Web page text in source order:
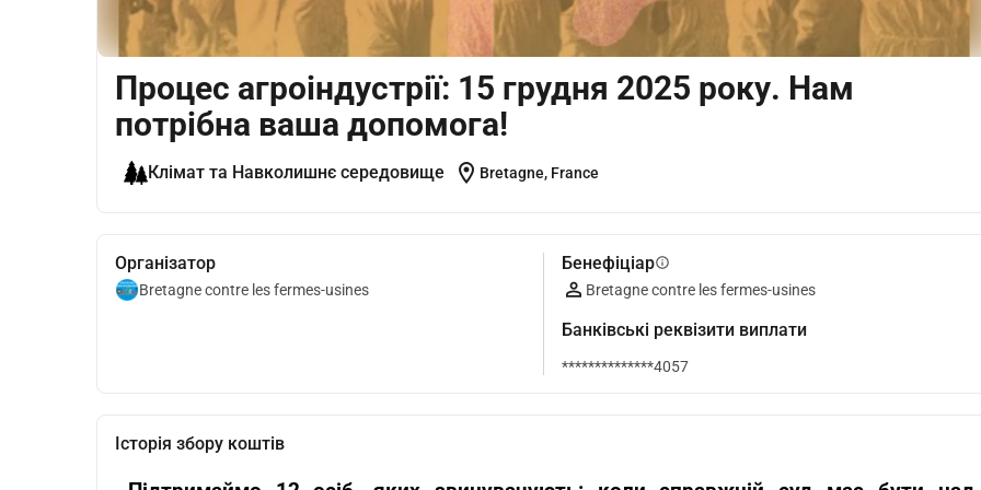
Процес агроіндустрії: 15 грудня 2025 року. Нам
потрібна ваша допомога!
Клімат та Навколишнє середовище location_on Bretagne, France
Організатор
Bretagne contre les fermes-usines
Бенефіціарinfo
Bretagne contre les fermes-usines
Банківські реквізити виплати
**************4057
Історія збору коштів